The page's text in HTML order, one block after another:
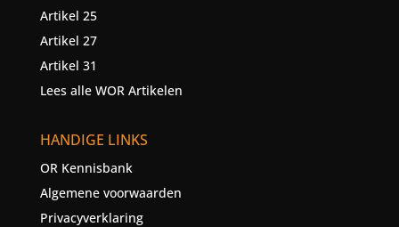
Artikel 25
Artikel 27
Artikel 31
Lees alle WOR Artikelen
HANDIGE LINKS
OR Kennisbank
Algemene voorwaarden
Privacyverklaring